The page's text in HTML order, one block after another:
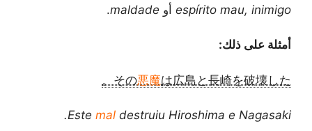
espírito mau, inimigo أو maldade
.
أمثلة على ذلك:
その悪魔は広島と長崎を破壊した。
Este mal destruiu Hiroshima e Nagasaki.